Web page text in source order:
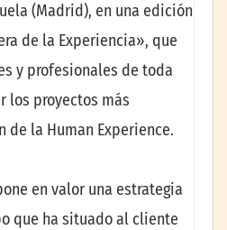
(Madrid), en una edición
de la Experiencia», que
y profesionales de toda
los proyectos más
de la Human Experience.
en valor una estrategia
que ha situado al cliente